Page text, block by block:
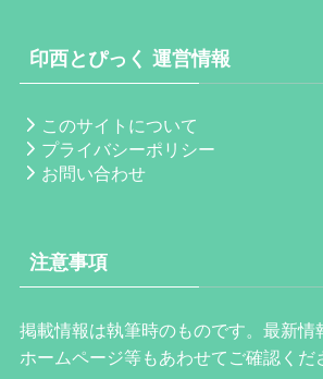
印西とぴっく 運営情報
このサイトについて
プライバシーポリシー
お問い合わせ
注意事項
掲載情報は執筆時のものです。最新情
ホームページ等もあわせてご確認くだ